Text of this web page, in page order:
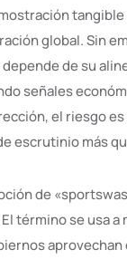
global. Sin
de su
señales
el riesgo
escrutinio más
de
término se usa a
aprovechan